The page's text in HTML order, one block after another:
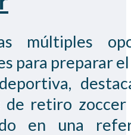
múltiples
para preparar
de retiro zoccer
en una